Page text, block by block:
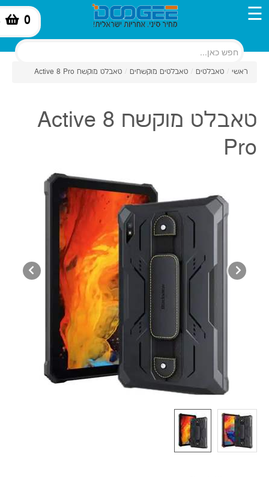
0 ☰
ראשי / טאבלטים / טאבלטים מוקשחים / טאבלט מוקשח Active 8 Pro
טאבלט מוקשח Active 8
Pro